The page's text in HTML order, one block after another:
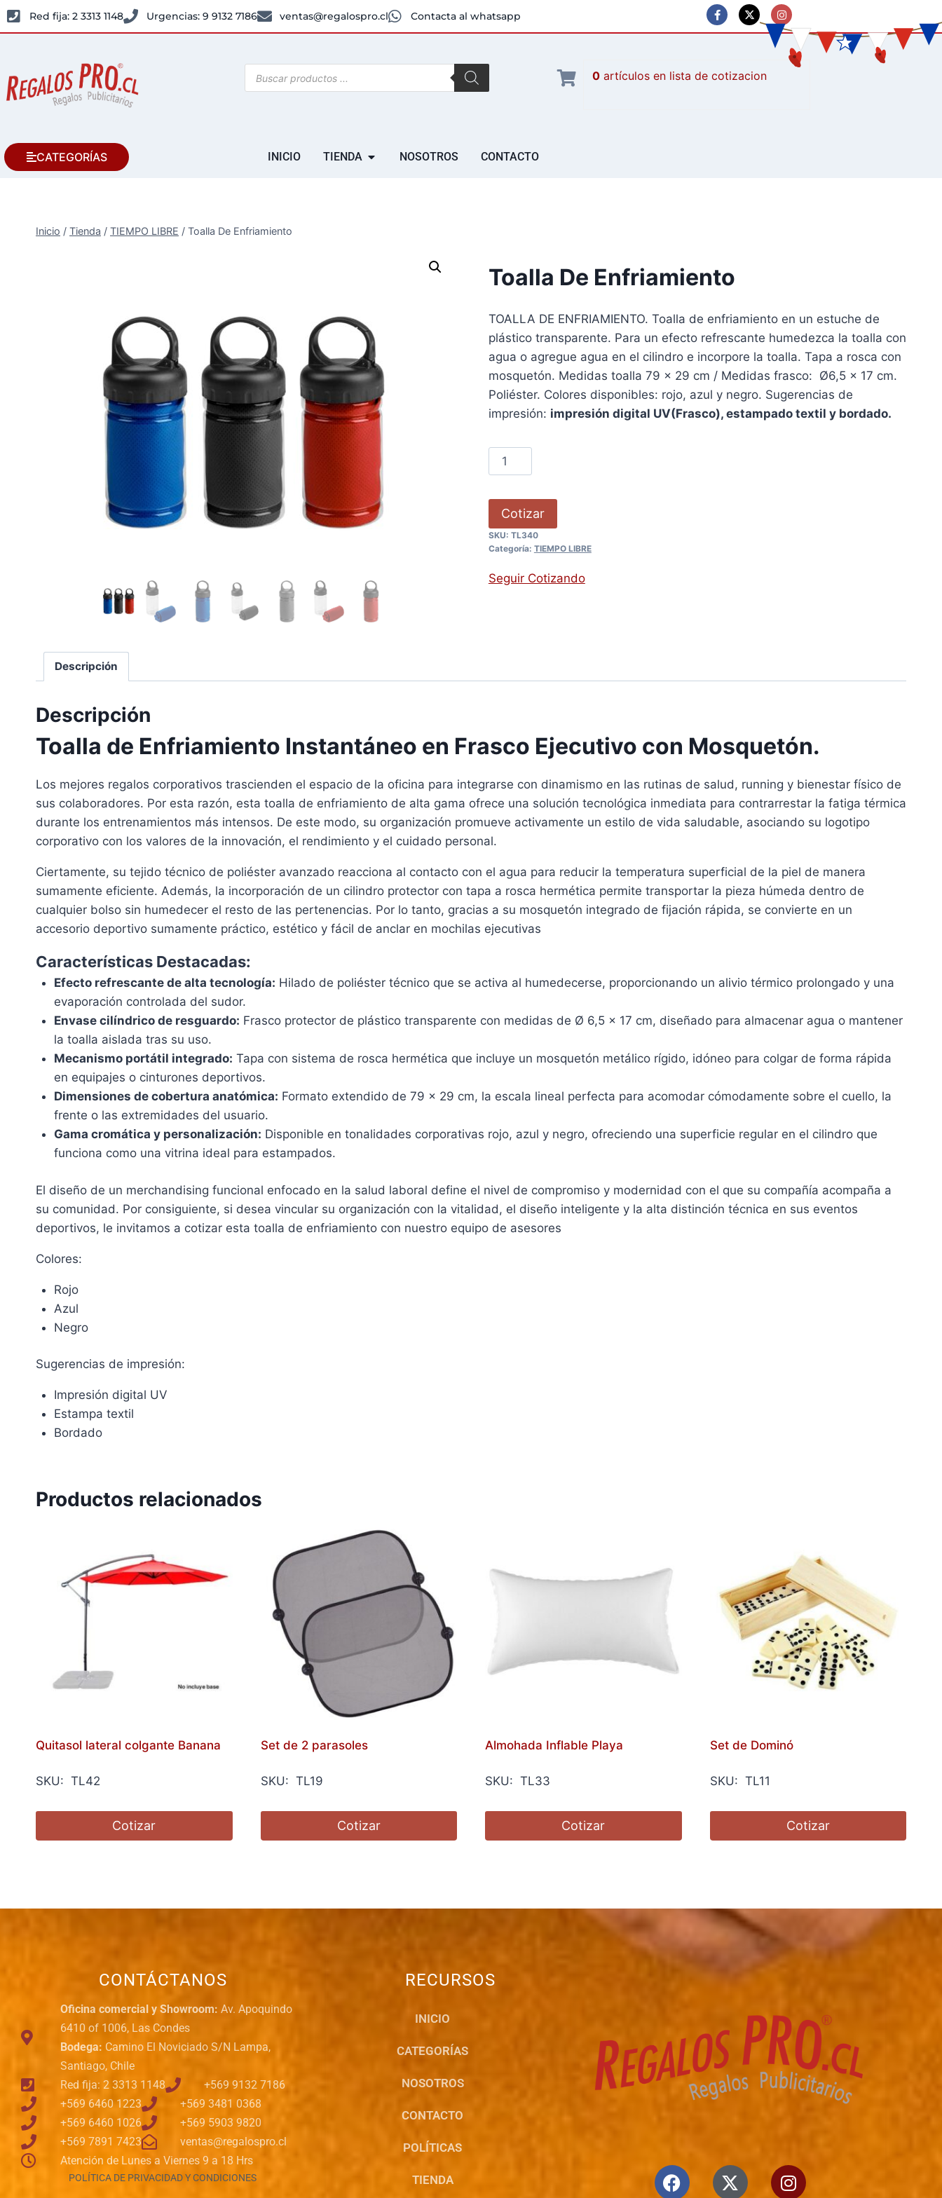
Red fija: 2 3313 1148 Urgencias: 9 9132 7186 ventas@regalospro.cl Contacta al whatsapp
0 artículos
CATEGORÍAS INICIO TIENDA NOSOTROS CONTACTO
Inicio / Tienda / TIEMPO LIBRE / Toalla De Enfriamiento
Toalla De Enfriamiento
TOALLA DE ENFRIAMIENTO. Toalla de enfriamiento en un estuche de
plástico transparente. Para un efecto refrescante humedezca la toalla con
agua o agregue agua en el cilindro e incorpore la toalla. Tapa a rosca con
mosquetón. Medidas toalla 79 x 29 cm / Medidas frasco: Ø6,5 x 17 cm.
Poliéster. Colores disponibles: rojo, azul y negro. Sugerencias de
impresión: impresión digital UV(Frasco), estampado textil y bordado.
Cotizar
SKU: TL340
Categoría: TIEMPO LIBRE
Seguir Cotizando
Descripción
Descripción
Toalla de Enfriamiento Instantáneo en Frasco Ejecutivo con Mosquetón.
Los mejores regalos corporativos trascienden el espacio de la oficina para integrarse con dinamismo en las rutinas de salud, running y bienestar físico de
sus colaboradores. Por esta razón, esta toalla de enfriamiento de alta gama ofrece una solución tecnológica inmediata para contrarrestar la fatiga térmica
durante los entrenamientos más intensos. De este modo, su organización promueve activamente un estilo de vida saludable, asociando su logotipo
corporativo con los valores de la innovación, el rendimiento y el cuidado personal.
Ciertamente, su tejido técnico de poliéster avanzado reacciona al contacto con el agua para reducir la temperatura superficial de la piel de manera
sumamente eficiente. Además, la incorporación de un cilindro protector con tapa a rosca hermética permite transportar la pieza húmeda dentro de
cualquier bolso sin humedecer el resto de las pertenencias. Por lo tanto, gracias a su mosquetón integrado de fijación rápida, se convierte en un
accesorio deportivo sumamente práctico, estético y fácil de anclar en mochilas ejecutivas
Características Destacadas:
Efecto refrescante de alta tecnología: Hilado de poliéster técnico que se activa al humedecerse, proporcionando un alivio térmico prolongado y una
evaporación controlada del sudor.
Envase cilíndrico de resguardo: Frasco protector de plástico transparente con medidas de Ø 6,5 x 17 cm, diseñado para almacenar agua o mantener
la toalla aislada tras su uso.
Mecanismo portátil integrado: Tapa con sistema de rosca hermética que incluye un mosquetón metálico rígido, idóneo para colgar de forma rápida
en equipajes o cinturones deportivos.
Dimensiones de cobertura anatómica: Formato extendido de 79 x 29 cm, la escala lineal perfecta para acomodar cómodamente sobre el cuello, la
frente o las extremidades del usuario.
Gama cromática y personalización: Disponible en tonalidades corporativas rojo, azul y negro, ofreciendo una superficie regular en el cilindro que
funciona como una vitrina ideal para estampados.
El diseño de un merchandising funcional enfocado en la salud laboral define el nivel de compromiso y modernidad con el que su compañía acompaña a
su comunidad. Por consiguiente, si desea vincular su organización con la vitalidad, el diseño inteligente y la alta distinción técnica en sus eventos
deportivos, le invitamos a cotizar esta toalla de enfriamiento con nuestro equipo de asesores
Colores:
Rojo
Azul
Negro
Sugerencias de impresión:
Impresión digital UV
Estampa textil
Bordado
Productos relacionados
Quitasol lateral colgante Banana
SKU: TL42
Cotizar
Set de 2 parasoles
SKU: TL19
Cotizar
Almohada Inflable Playa
SKU: TL33
Cotizar
Set de Dominó
SKU: TL11
Cotizar
CONTÁCTANOS
Oficina comercial y Showroom: Av. Apoquindo
6410 of 1006, Las Condes
Bodega: Camino El Noviciado S/N Lampa,
Santiago, Chile
Red fija: 2 3313 1148
+569 9132 7186
+569 6460 1223
+569 3481 0368
+569 6460 1026
+569 5903 9820
+569 7891 7423
ventas@regalospro.cl
Atención de Lunes a Viernes 9 a 18 Hrs
POLÍTICA DE PRIVACIDAD Y CONDICIONES
RECURSOS
INICIO
CATEGORÍAS
NOSOTROS
CONTACTO
POLÍTICAS
TIENDA